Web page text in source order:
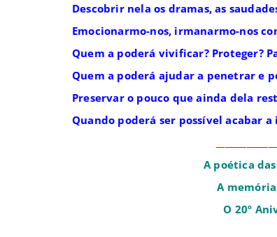
Descobrir nela os dramas, as
Emocionarmo-nos, irmanarmo-nos
Quem a poderá vivificar? Proteger?
Quem a poderá ajudar a penetrar e
Preservar o pouco que ainda dela
Quando poderá ser possível acabar
A poética
A
O 20º